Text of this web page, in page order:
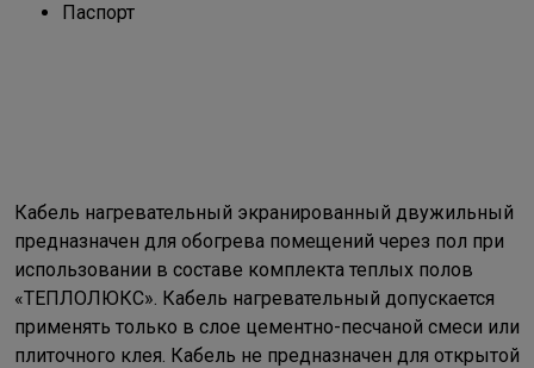
Паспорт
Кабель нагревательный экранированный двужильный
предназначен для обогрева помещений через пол при
использовании в составе комплекта теплых полов
«ТЕПЛОЛЮКС». Кабель нагревательный допускается
применять только в слое цементно-песчаной смеси или
плиточного клея. Кабель не предназначен для открытой